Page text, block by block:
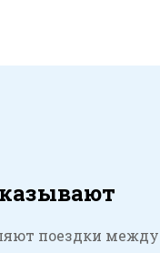
поездки между